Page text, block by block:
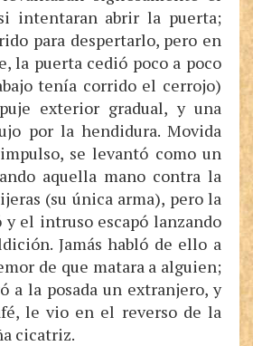
intentaran abrir la puerta;
para despertarlo, pero en
la puerta cedió poco a poco
tenía corrido el cerrojo)
exterior gradual, y una
por la hendidura. Movida
se levantó como un
aquella mano contra la
(su única arma), pero la
y el intruso escapó lanzando
Jamás habló de ello a
de que matara a alguien;
a la posada un extranjero, y
le vio en el reverso de la
cicatriz.